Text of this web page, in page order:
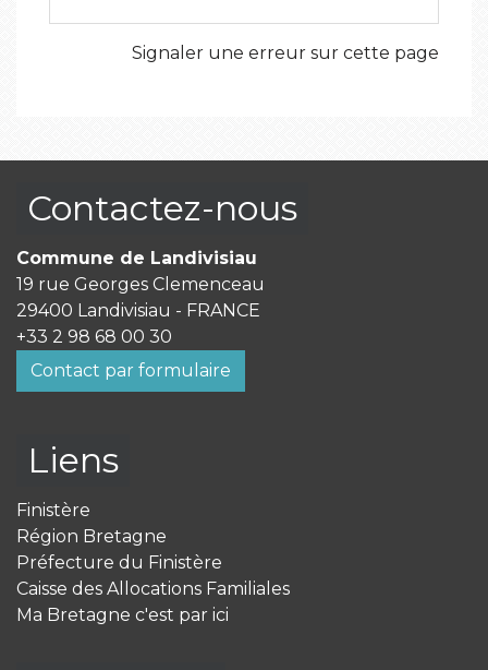
Signaler une erreur sur cette page
Contactez-nous
Commune de Landivisiau
19 rue Georges Clemenceau
29400 Landivisiau - FRANCE
+33 2 98 68 00 30
Contact par formulaire
Liens
Finistère
Région Bretagne
Préfecture du Finistère
Caisse des Allocations Familiales
Ma Bretagne c'est par ici